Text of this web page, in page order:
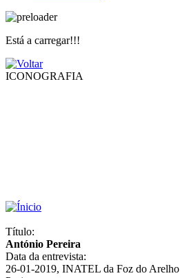
Está a carregar!!!
ICONOGRAFIA
Título:
António Pereira
Data da entrevista:
26-01-2019, INATEL da Foz do Arelho